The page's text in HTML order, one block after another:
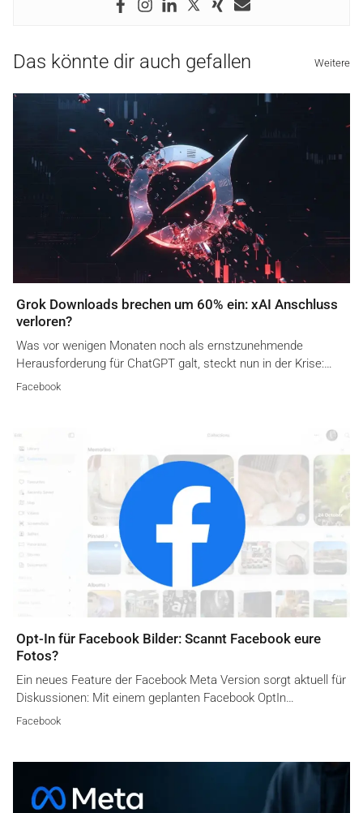
Das könnte dir auch gefallen Weitere
Grok Downloads brechen um 60% ein: xAI Anschluss
verloren?
Was vor wenigen Monaten noch als ernstzunehmende
Herausforderung für ChatGPT galt, steckt nun in der Krise:…
Facebook
Opt-In für Facebook Bilder: Scannt Facebook eure
Fotos?
Ein neues Feature der Facebook Meta Version sorgt aktuell für
Diskussionen: Mit einem geplanten Facebook OptIn…
Facebook